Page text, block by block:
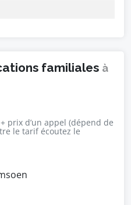
familiales à
prix d’un appel (dépend de
le tarif écoutez le